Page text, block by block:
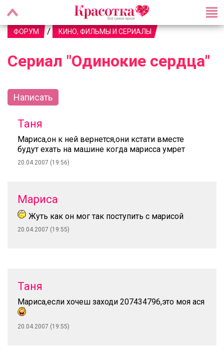
ФОРУМ / КИНО, ФИЛЬМЫ И СЕРИАЛЫ
Сериал "Одинокие сердца"
Написать
Таня
Мариса,он к ней вернется,они кстати вместе
будут ехать на машине когда марисса умрет
20.04.2007 (19:56)
Мариса
Жуть как он мог так поступить с марисой
20.04.2007 (19:55)
Таня
Мариса,если хочеш заходи 207434796,это моя ася
20.04.2007 (19:55)